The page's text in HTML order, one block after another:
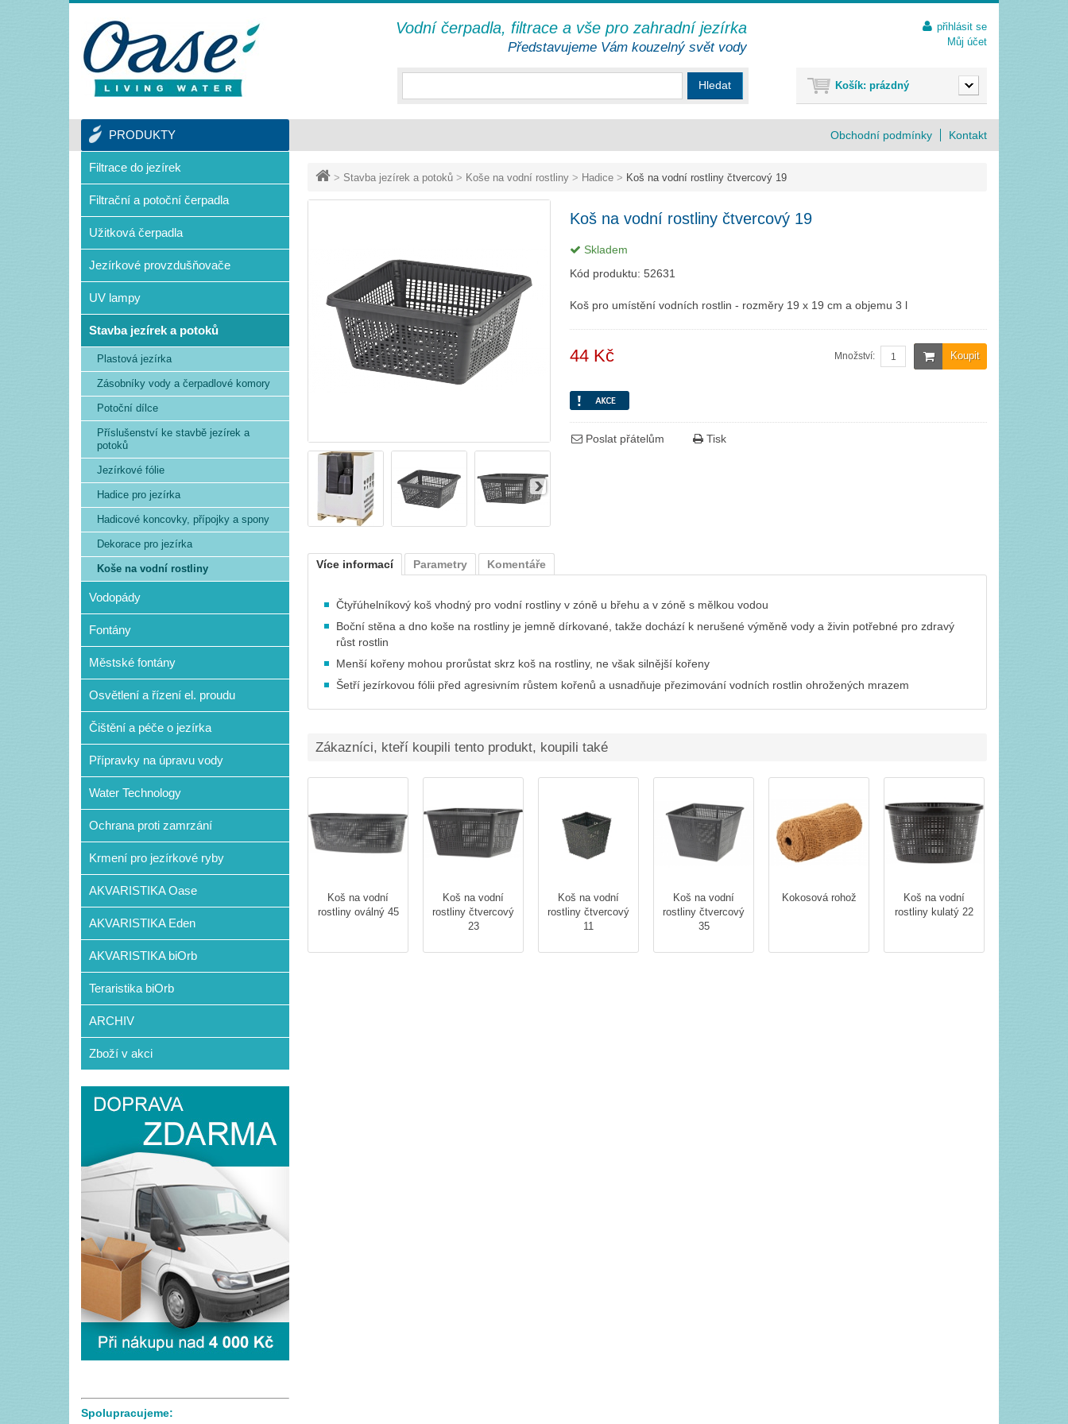
> Stavba jezírek a potoků > Koše na vodní rostliny > Hadice > Koš na vodní rostliny čtvercový 19
Koš na vodní rostliny čtvercový 19
Skladem
Kód produktu: 52631
Koš pro umístění vodních rostlin - rozměry 19 x 19 cm a objemu 3 l
44 Kč Koupit
Množství:
Poslat přátelům Tisk
Více informací Parametry Komentáře
Čtyřúhelníkový koš vhodný pro vodní rostliny v zóně u břehu a v zóně s mělkou vodou
Boční stěna a dno koše na rostliny je jemně dírkované, takže dochází k nerušené výměně vody a živin potřebné pro zdravý
růst rostlin
Menší kořeny mohou prorůstat skrz koš na rostliny, ne však silnější kořeny
Šetří jezírkovou fólii před agresivním růstem kořenů a usnadňuje přezimování vodních rostlin ohrožených mrazem
Zákazníci, kteří koupili tento produkt, koupili také
Koš na vodní
rostliny oválný 45
Koš na vodní
rostliny čtvercový
23
Koš na vodní
rostliny čtvercový
11
Koš na vodní
rostliny čtvercový
35
Kokosová rohož
Koš na vodní
rostliny kulatý 22
PRODUKTY
Filtrace do jezírek
Filtrační a potoční čerpadla
Užitková čerpadla
Jezírkové provzdušňovače
UV lampy
Stavba jezírek a potoků
Plastová jezírka
Zásobníky vody a čerpadlové komory
Potoční dílce
Příslušenství ke stavbě jezírek a
potoků
Jezírkové fólie
Hadice pro jezírka
Hadicové koncovky, přípojky a spony
Dekorace pro jezírka
Koše na vodní rostliny
Vodopády
Fontány
Městské fontány
Osvětlení a řízení el. proudu
Čištění a péče o jezírka
Přípravky na úpravu vody
Water Technology
Ochrana proti zamrzání
Krmení pro jezírkové ryby
AKVARISTIKA Oase
AKVARISTIKA Eden
AKVARISTIKA biOrb
Teraristika biOrb
ARCHIV
Zboží v akci
Spolupracujeme:
Obchodní podmínky Kontakt
Hledat
přihlásit se
Můj účet
Košík: prázdný
Vodní čerpadla, filtrace a vše pro zahradní jezírka
Představujeme Vám kouzelný svět vody